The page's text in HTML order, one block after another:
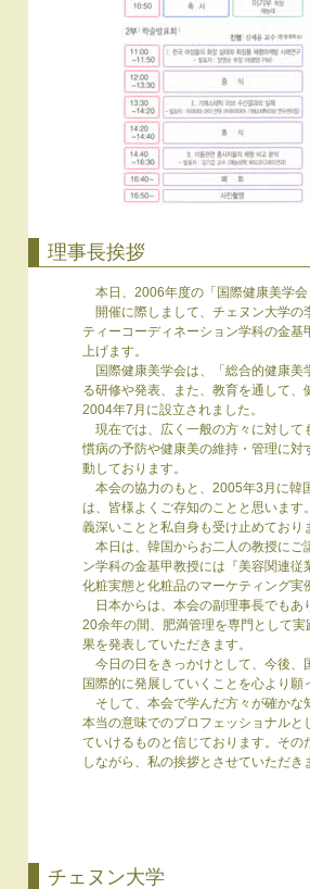
理事長挨拶
本日、2006年度の「国際健康美学会
開催に際しまして、チェヌン大学の
ティーコーディネーション学科の金
上げます。
国際健康美学会は、「総合的健康美
る研修や発表、また、教育を通して
2004年7月に設立されました。
現在では、広く一般の方々に対して
慣病の予防や健康美の維持・管理に
動しております。
本会の協力のもと、2005年3月に韓
は、皆様よくご存知のことと思いま
義深いことと私自身も受け止めており
本日は、韓国からお二人の教授にご
ン学科の金基甲教授には『美容関連
化粧実態と化粧品のマーケティング実
日本からは、本会の副理事長でもあ
20余年の間、肥満管理を専門として
果を発表していただきます。
今日の日をきっかけとして、今後、
国際的に発展していくことを心より願
そして、本会で学んだ方々が確かな
本当の意味でのプロフェッショナル
ていけるものと信じております。そ
しながら、私の挨拶とさせていただき
チェヌン大学